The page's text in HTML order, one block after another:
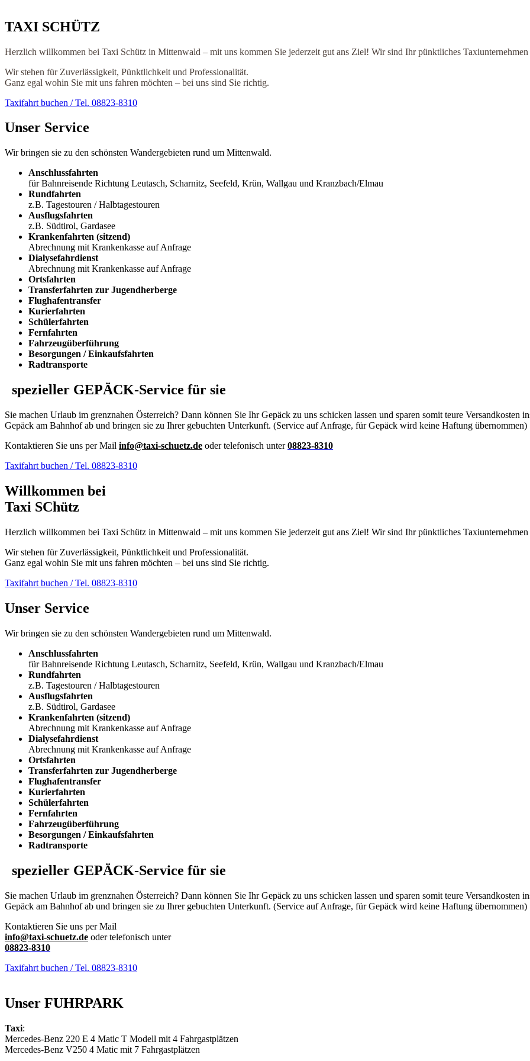
TAXI SCHÜTZ
Herzlich willkommen bei Taxi Schütz in Mittenwald – mit uns kommen Sie jederzeit gut ans Ziel! Wir sind Ihr pünktliches
Wir stehen für Zuverlässigkeit, Pünktlichkeit und Professionalität.
Ganz egal wohin Sie mit uns fahren möchten – bei uns sind Sie richtig.
Taxifahrt buchen / Tel. 08823-8310
Unser Service
Wir bringen sie zu den schönsten Wandergebieten rund um Mittenwald.
Anschlussfahrten
für Bahnreisende Richtung Leutasch, Scharnitz, Seefeld, Krün, Wallgau und Kranzbach/Elmau
Rundfahrten
z.B. Tagestouren / Halbtagestouren
Ausflugsfahrten
z.B. Südtirol, Gardasee
Krankenfahrten (sitzend)
Abrechnung mit Krankenkasse auf Anfrage
Dialysefahrdienst
Abrechnung mit Krankenkasse auf Anfrage
Ortsfahrten
Transferfahrten zur Jugendherberge
Flughafentransfer
Kurierfahrten
Schülerfahrten
Fernfahrten
Fahrzeugüberführung
Besorgungen / Einkaufsfahrten
Radtransporte
spezieller GEPÄCK-Service für sie
Sie machen Urlaub im grenznahen Österreich? Dann können Sie Ihr Gepäck zu uns schicken lassen und sparen somit teure Versandkosten
Gepäck am Bahnhof ab und bringen sie zu Ihrer gebuchten Unterkunft. (Service auf Anfrage, für Gepäck wird keine Haftung übernommen)
Kontaktieren Sie uns per Mail ed.zteuhcs-ixat@ofni oder telefonisch unter08823-8310
Taxifahrt buchen / Tel. 08823-8310
Willkommen bei
Taxi SChütz
Herzlich willkommen bei Taxi Schütz in Mittenwald – mit uns kommen Sie jederzeit gut ans Ziel! Wir sind Ihr pünktliches
Wir stehen für Zuverlässigkeit, Pünktlichkeit und Professionalität.
Ganz egal wohin Sie mit uns fahren möchten – bei uns sind Sie richtig.
Taxifahrt buchen / Tel. 08823-8310
Unser Service
Wir bringen sie zu den schönsten Wandergebieten rund um Mittenwald.
Anschlussfahrten
für Bahnreisende Richtung Leutasch, Scharnitz, Seefeld, Krün, Wallgau und Kranzbach/Elmau
Rundfahrten
z.B. Tagestouren / Halbtagestouren
Ausflugsfahrten
z.B. Südtirol, Gardasee
Krankenfahrten (sitzend)
Abrechnung mit Krankenkasse auf Anfrage
Dialysefahrdienst
Abrechnung mit Krankenkasse auf Anfrage
Ortsfahrten
Transferfahrten zur Jugendherberge
Flughafentransfer
Kurierfahrten
Schülerfahrten
Fernfahrten
Fahrzeugüberführung
Besorgungen / Einkaufsfahrten
Radtransporte
spezieller GEPÄCK-Service für sie
Sie machen Urlaub im grenznahen Österreich? Dann können Sie Ihr Gepäck zu uns schicken lassen und sparen somit teure Versandkosten
Gepäck am Bahnhof ab und bringen sie zu Ihrer gebuchten Unterkunft. (Service auf Anfrage, für Gepäck wird keine Haftung übernommen)
Kontaktieren Sie uns per Mail
ed.zteuhcs-ixat@ofni oder telefonisch unter
08823-8310
Taxifahrt buchen / Tel. 08823-8310
Unser FUHRPARK
Taxi:
Mercedes-Benz 220 E 4 Matic T Modell mit 4 Fahrgastplätzen
Mercedes-Benz V250 4 Matic mit 7 Fahrgastplätzen